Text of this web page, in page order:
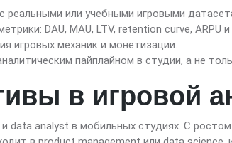
реальными или учебными игровыми
DAU, MAU, LTV, retention curve, ARPU и
игровых механик и монетизации.
пайплайном в студии, а не
в игровой
data analyst в мобильных студиях. С